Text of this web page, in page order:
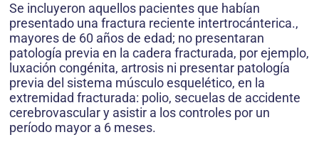
Se incluyeron aquellos pacientes que habían
presentado una fractura reciente intertrocánterica.,
mayores de 60 años de edad; no presentaran
patología previa en la cadera fracturada, por ejemplo,
luxación congénita, artrosis ni presentar patología
previa del sistema músculo esquelético, en la
extremidad fracturada: polio, secuelas de accidente
cerebrovascular y asistir a los controles por un
período mayor a 6 meses.